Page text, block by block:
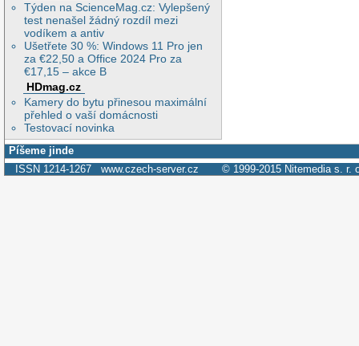
Týden na ScienceMag.cz: Vylepšený
test nenašel žádný rozdíl mezi
vodíkem a antiv
Ušetřete 30 %: Windows 11 Pro jen
za €22,50 a Office 2024 Pro za
€17,15 – akce B
HDmag.cz
Kamery do bytu přinesou maximální
přehled o vaší domácnosti
Testovací novinka
Píšeme jinde
ISSN 1214-1267 www.czech-server.cz © 1999-2015 Nitemedia s. r.